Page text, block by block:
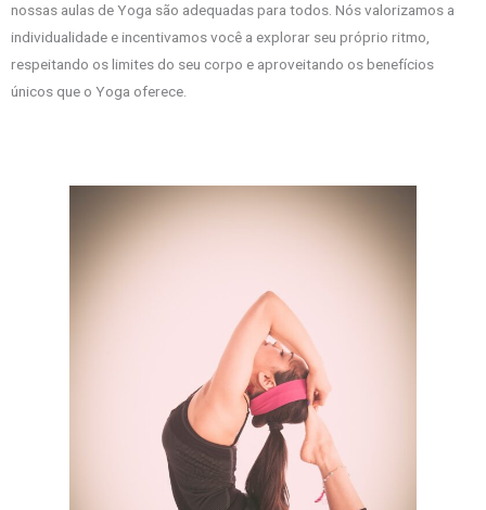
nossas aulas de Yoga são adequadas para todos. Nós valorizamos a
individualidade e incentivamos você a explorar seu próprio ritmo,
respeitando os limites do seu corpo e aproveitando os benefícios
únicos que o Yoga oferece.